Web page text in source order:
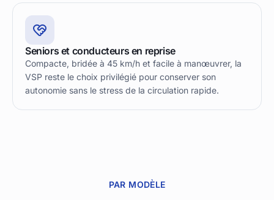
Seniors et conducteurs en reprise
Compacte, bridée à 45 km/h et facile à manœuvrer, la
VSP reste le choix privilégié pour conserver son
autonomie sans le stress de la circulation rapide.
PAR MODÈLE